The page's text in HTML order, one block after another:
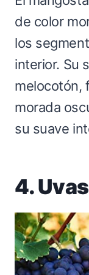
de color
los
interior. Su
melocotón,
morada
su suave
4.